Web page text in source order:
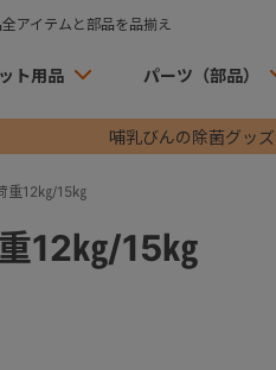
アイテムと部品を品揃え
ト用品 パーツ（部品）
哺乳びんの除菌グッ
重12㎏/15㎏
12㎏/15㎏